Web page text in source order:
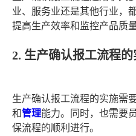
业、服务业还是其他行业，
提高生产效率和监控产品质量
2. 生产确认报工流程的
生产确认报工流程的实施需
和管理能力。同时，也需要
保流程的顺利进行。